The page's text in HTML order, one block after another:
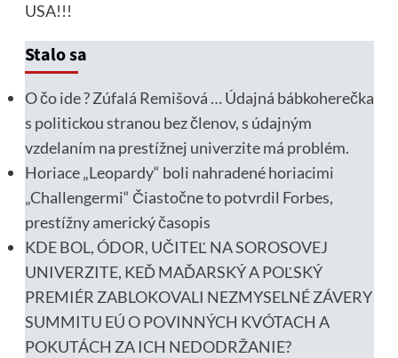
USA!!!
Stalo sa
O čo ide ? Zúfalá Remišová … Údajná bábkoherečka
s politickou stranou bez členov, s údajným
vzdelaním na prestížnej univerzite má problém.
Horiace „Leopardy“ boli nahradené horiacimi
„Challengermi“ Čiastočne to potvrdil Forbes,
prestížny americký časopis
KDE BOL, ÓDOR, UČITEĽ NA SOROSOVEJ
UNIVERZITE, KEĎ MAĎARSKÝ A POĽSKÝ
PREMIÉR ZABLOKOVALI NEZMYSELNÉ ZÁVERY
SUMMITU EÚ O POVINNÝCH KVÓTACH A
POKUTÁCH ZA ICH NEDODRŽANIE?